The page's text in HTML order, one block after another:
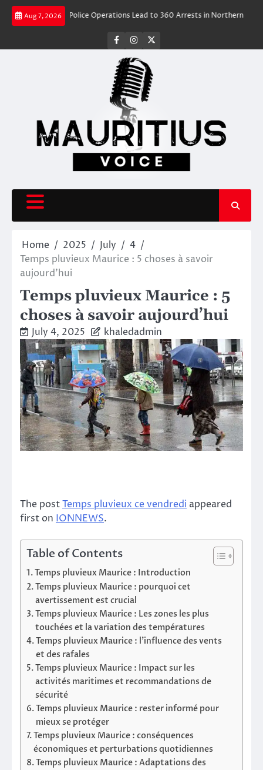
Skip
Aug 7, 2026
Rush Police Operations Lead to 360 Arrests in Northern Cape Festive
facebookinstagram
Home 2025 July
4
Temps pluvieux Maurice : 5 choses à savoir
aujourd’hui
Temps pluvieux Maurice : 5
choses à savoir aujourd’hui
July 4, 2025 khaledadmin
The postTemps pluvieux ce vendredi appeared
first on IONNEWS.
Table of Contents
Temps pluvieux Maurice : Introduction
Temps pluvieux Maurice : pourquoi cet
avertissement est crucial
Temps pluvieux Maurice : Les zones les plus
touchées et la variation des températures
Temps pluvieux Maurice : l’influence des vents
et des rafales
Temps pluvieux Maurice : Impact sur les
activités maritimes et recommandations de
sécurité
Temps pluvieux Maurice : rester informé pour
mieux se protéger
Temps pluvieux Maurice : conséquences
économiques et perturbations quotidiennes
Temps pluvieux Maurice : Adaptations des